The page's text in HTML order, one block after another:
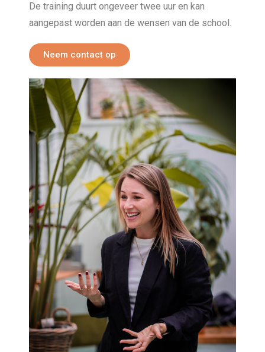
De training duurt ongeveer twee uur en kan
aangepast worden aan de wensen van de school.
Neem contact op